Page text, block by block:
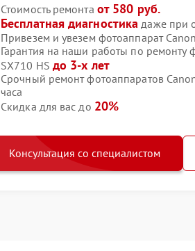
Стоимость ремонта от 580 руб.
Бесплатная диагностика даже при
Привезем и увезем фотоаппарат
Гарантия на наши работы по ремонту
SX710 HS до 3-х лет
Срочный ремонт фотоаппаратов
часа
Скидка для вас до 20%
Консультация со специалистом